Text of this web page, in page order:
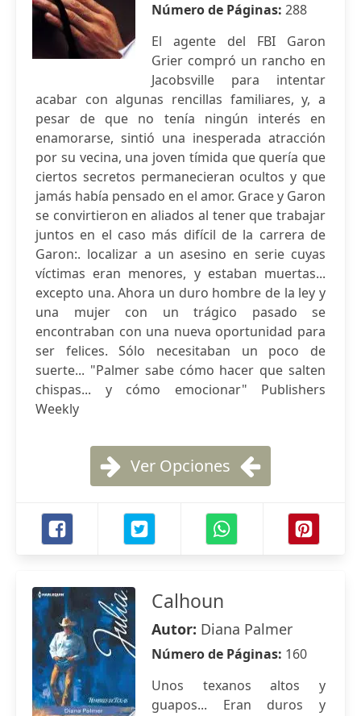
Número de Páginas: 288
El agente del FBI Garon
Grier compró un rancho en
Jacobsville para intentar
acabar con algunas rencillas familiares, y, a
pesar de que no tenía ningún interés en
enamorarse, sintió una inesperada atracción
por su vecina, una joven tímida que quería que
ciertos secretos permanecieran ocultos y que
jamás había pensado en el amor. Grace y Garon
se convirtieron en aliados al tener que trabajar
juntos en el caso más difícil de la carrera de
Garon:. localizar a un asesino en serie cuyas
víctimas eran menores, y estaban muertas...
excepto una. Ahora un duro hombre de la ley y
una mujer con un trágico pasado se
encontraban con una nueva oportunidad para
ser felices. Sólo necesitaban un poco de
suerte... "Palmer sabe cómo hacer que salten
chispas... y cómo emocionar" Publishers
Weekly
Ver Opciones
Calhoun
Autor: Diana Palmer
Número de Páginas: 160
Unos texanos altos y
guapos... Eran duros y